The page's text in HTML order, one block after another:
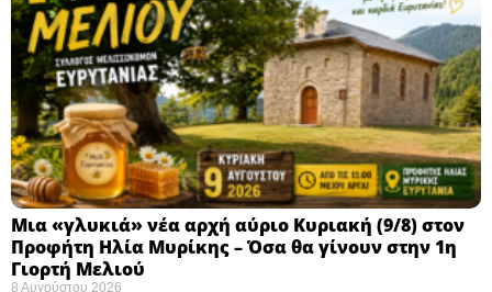
Μια «γλυκιά» νέα αρχή αύριο Κυριακή (9/8) στον
Προφήτη Ηλία Μυρίκης – Όσα θα γίνουν στην 1η
Γιορτή Μελιού
8 Αυγούστου 2026